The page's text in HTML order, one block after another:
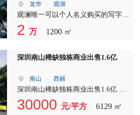
龙华 - 观湖
观澜唯一可以个人名义购买的写字楼
地铁口现房发售 面积120平起售，整
层1000平 售价1.6-1.9万/平
2 万 1200 ㎡
深圳南山稀缺独栋商业出售1.6亿
南山 - 西丽
深圳南山稀缺独栋商业出售1.6亿 建
筑 6129.35 m? 周边高档住宅区 1. 总
占地积:66196.38 m?，共用宗地 2. 建
30000 元/平方 6129 ㎡